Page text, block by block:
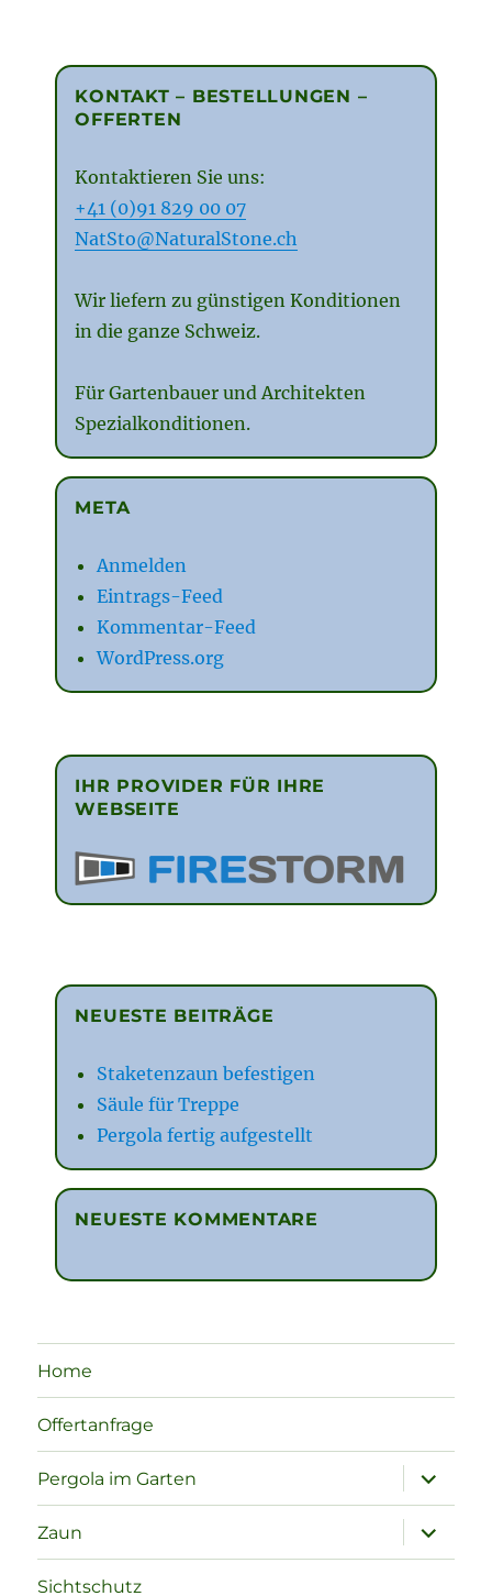
KONTAKT – BESTELLUNGEN –
OFFERTEN
Kontaktieren Sie uns:
+41 (0)91 829 00 07
NatSto@NaturalStone.ch
Wir liefern zu günstigen Konditionen
in die ganze Schweiz.
Für Gartenbauer und Architekten
Spezialkonditionen.
META
Anmelden
Eintrags-Feed
Kommentar-Feed
WordPress.org
IHR PROVIDER FÜR IHRE
WEBSEITE
NEUESTE BEITRÄGE
Staketenzaun befestigen
Säule für Treppe
Pergola fertig aufgestellt
NEUESTE KOMMENTARE
Home
Offertanfrage
Pergola im Garten
öffnen
Zaun
öffnen
Sichtschutz